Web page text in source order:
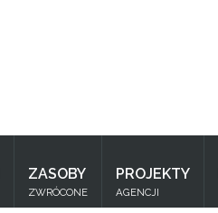
ZASOBY
ZWRÓCONE
PROJEKTY
AGENCJI